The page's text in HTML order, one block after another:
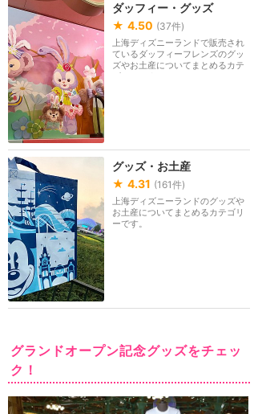
ダッフィー・グッズ
★ 4.50 (37件)
上海ディズニーランドで販売され
ているダッフィーフレンズのグッ
ズやお土産についてまとめるカテ
ゴリーです。
グッズ・お土産
★ 4.31 (161件)
上海ディズニーランドのグッズや
お土産についてまとめるカテゴリ
ーです。
グランドオープン記念グッズをチェッ
ク！